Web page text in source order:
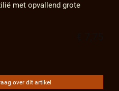
met opvallend grote
over dit artikel